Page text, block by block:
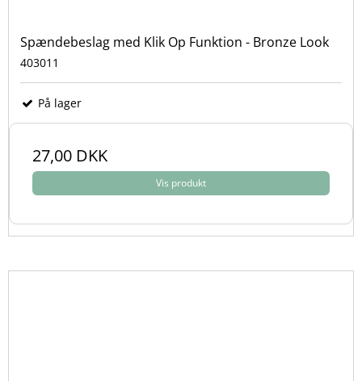
Spændebeslag med Klik Op Funktion - Bronze Look
403011
På lager
27,00 DKK
Vis produkt